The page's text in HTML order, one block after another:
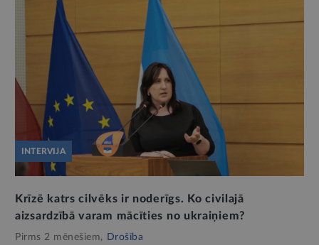
INTERVIJA
Krīzē katrs cilvēks ir noderīgs. Ko civilajā
aizsardzībā varam mācīties no ukraiņiem?
Pirms 2 mēnešiem, Drošība